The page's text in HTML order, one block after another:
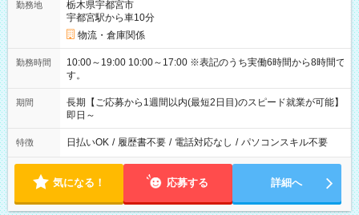
勤務地
栃木県宇都宮市
宇都宮駅から車10分
物流・倉庫関係
勤務時間
10:00～19:00 10:00～17:00 ※表記のうち実働6時間から8時間で
す。
期間
長期【ご応募から1週間以内(最短2日目)のスピード就業が可能】
即日～
特徴 日払いOK / 履歴書不要 / 電話対応なし / パソコンスキル不要
気になる！ 応募する 詳細へ